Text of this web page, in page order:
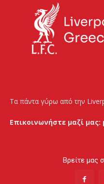
Τα πάντα γύρω από την
Επικοινωνήστε μαζί μας:
Βρείτε μας